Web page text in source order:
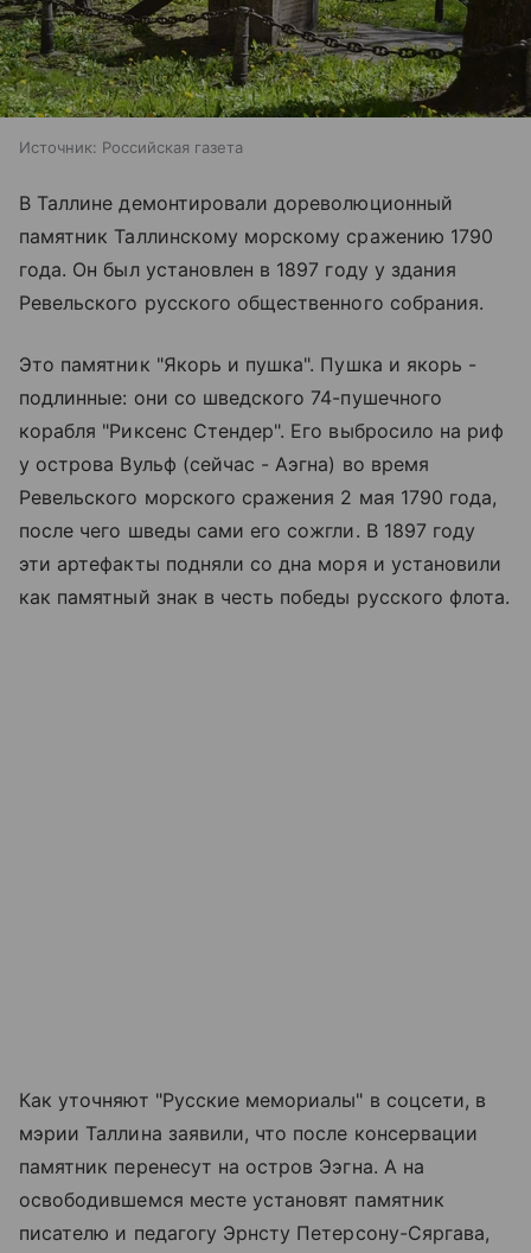
Источник: Российская газета
В Таллине демонтировали дореволюционный
памятник Таллинскому морскому сражению 1790
года. Он был установлен в 1897 году у здания
Ревельского русского общественного собрания.
Это памятник "Якорь и пушка". Пушка и якорь -
подлинные: они со шведского 74-пушечного
корабля "Риксенс Стендер". Его выбросило на риф
у острова Вульф (сейчас - Аэгна) во время
Ревельского морского сражения 2 мая 1790 года,
после чего шведы сами его сожгли. В 1897 году
эти артефакты подняли со дна моря и установили
как памятный знак в честь победы русского флота.
Как уточняют "Русские мемориалы" в соцсети, в
мэрии Таллина заявили, что после консервации
памятник перенесут на остров Ээгна. А на
освободившемся месте установят памятник
писателю и педагогу Эрнсту Петерсону-Сяргава,